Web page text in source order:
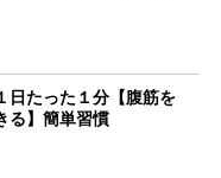
日たった１分【腹筋を
る】簡単習慣